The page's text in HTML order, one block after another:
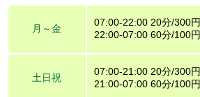
月～金
07:00-22:00 20分/300円
22:00-07:00 60分/100円
土日祝
07:00-21:00 20分/300円
21:00-07:00 60分/100円